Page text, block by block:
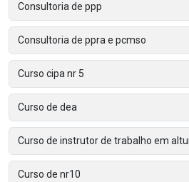
Consultoria de ppp
Consultoria de ppra e pcmso
Curso cipa nr 5
Curso de dea
Curso de instrutor de trabalho em
Curso de nr10